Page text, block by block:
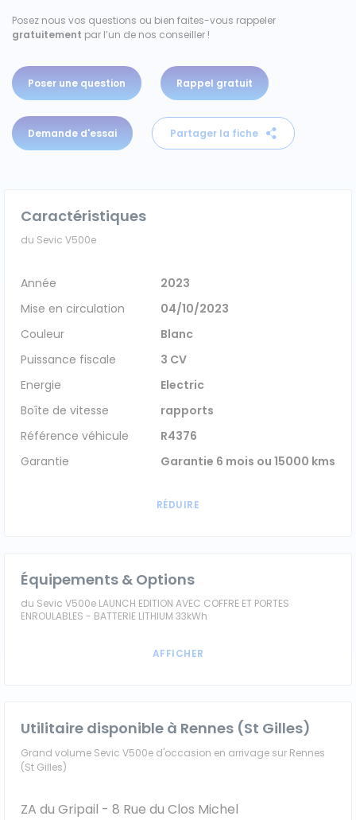
Nissan
Peugeot
Renault
Volkswagen
Véhicules 0 km
Réservation véhicule
Financement utilitaire
Posez nous vos questions ou bien faites-vous rappeler
gratuitement par l’un de nos conseiller !
Poser une question Rappel gratuit
Demande d'essai Partager la fiche
Caractéristiques
du Sevic V500e
Année
2023
Mise en circulation
04/10/2023
Couleur
Blanc
Puissance fiscale
3 CV
Energie
Electric
Boîte de vitesse
rapports
Référence véhicule
R4376
Garantie
Garantie 6 mois ou 15000 kms
Équipements & Options
du Sevic V500e LAUNCH EDITION AVEC COFFRE ET PORTES
ENROULABLES - BATTERIE LITHIUM 33kWh
Utilitaire disponible à Rennes (St Gilles)
Grand volume Sevic V500e d'occasion en arrivage sur Rennes
(St Gilles)
ZA du Gripail - 8 Rue du Clos Michel